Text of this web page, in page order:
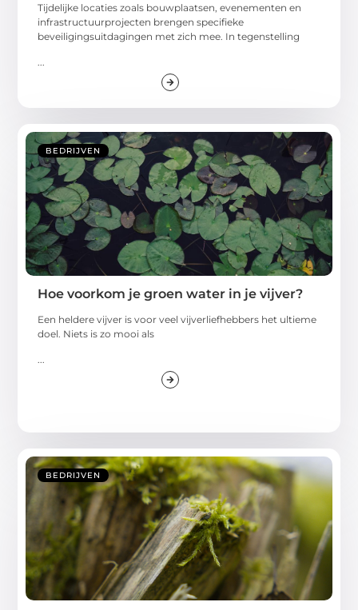
Tijdelijke locaties zoals bouwplaatsen, evenementen en
infrastructuurprojecten brengen specifieke
beveiligingsuitdagingen met zich mee. In tegenstelling
BEDRIJVEN
Hoe voorkom je groen water in je vijver?
Een heldere vijver is voor veel vijverliefhebbers het ultieme
doel. Niets is zo mooi als
...
BEDRIJVEN